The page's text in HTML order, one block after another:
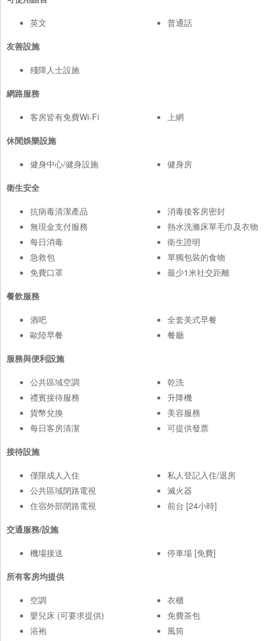
英文
普通話
友善設施
殘障人士設施
網路服務
客房皆有免費Wi-Fi
上網
休閒娛樂設施
健身中心/健身設施
健身房
衛生安全
抗病毒清潔產品
無現金支付服務
每日消毒
急救包
免費口罩
消毒後客房密封
熱水洗滌床單毛巾及衣物
衛生證明
單獨包裝的食物
最少1米社交距離
餐飲服務
酒吧
歐陸早餐
全套美式早餐
餐廳
服務與便利設施
公共區域空調
禮賓接待服務
貨幣兌換
每日客房清潔
乾洗
升降機
美容服務
可提供發票
接待設施
僅限成人入住
公共區域閉路電視
住宿外部閉路電視
私人登記入住/退房
滅火器
前台 [24小時]
交通服務/設施
機場接送
停車場 [免費]
所有客房均提供
空調
嬰兒床 (可要求提供)
浴袍
衣櫃
免費茶包
風筒